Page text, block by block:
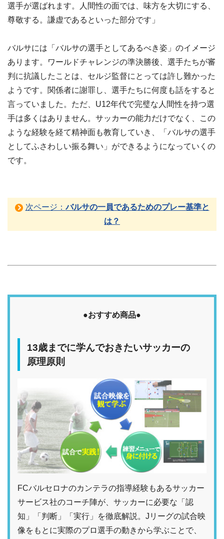
選手が選ばれます。人間性の面では、味方を大切にする、
尊敬する。謙虚であるといった部分です」
バルサには「バルサの選手としてあるべき姿」のイメージ
あります。ワールドチャレンジの準決勝後、選手たちが審
判に抗議したことは、セルジ監督にとっては許し難かった
ようです。関係者に謝罪し、選手たちに何度も話をすると
言っていました。ただ、U12年代で完璧な人間性を持つ選
手は多くはありません。サッカーの能力だけでなく、この
ような経験を経て精神面も教育していき、「バルサの選手
としてふさわしい振る舞い」ができるようになっていくの
です。
次ページ：バルサの一員であるためのプレー基準と
は？
●おすすめ商品●
13歳までに学んでおきたいサッカーの
原理原則
FCバルセロナのカンテラの指導経験もあるサッカー
サービス社のコーチ陣が、サッカーに必要な「認
知」「判断」「実行」を徹底解説。Jリーグの試合映
像をもとに実際のプロ選手の動きから学ぶことで、